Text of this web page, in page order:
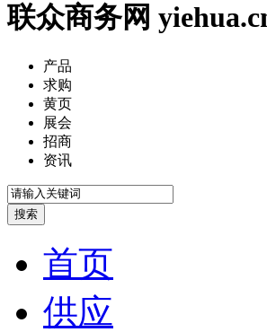
联众商务网
产品
求购
黄页
展会
招商
资讯
首页
供应